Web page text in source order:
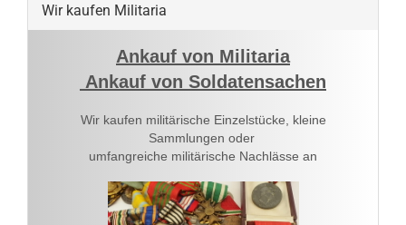
Wir kaufen Militaria
Ankauf von Militaria
Ankauf von Soldatensachen
Wir kaufen militärische Einzelstücke, kleine
Sammlungen oder
umfangreiche militärische Nachlässe an